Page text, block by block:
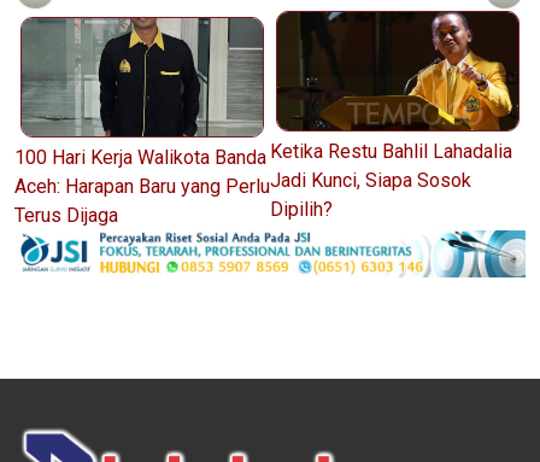
100 Hari Kerja Walikota Banda
Aceh: Harapan Baru yang Perlu
Terus Dijaga
Ketika Restu Bahlil Lahadalia
Jadi Kunci, Siapa Sosok
Dipilih?